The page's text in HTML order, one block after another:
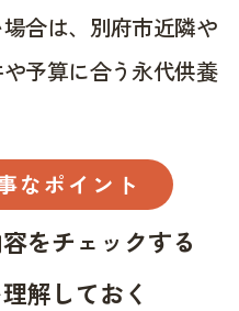
合は、別府市近隣や
予算に合う永代供養
なポイント
をチェックする
解しておく